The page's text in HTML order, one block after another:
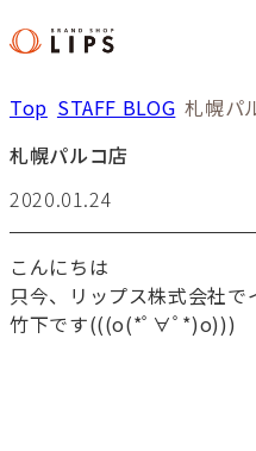
Top STAFF BLOG 札幌パ
札幌パルコ店
2020.01.24
こんにちは
只今、リップス株式会社で
竹下です(((o(*ﾟ∀ﾟ*)o)))